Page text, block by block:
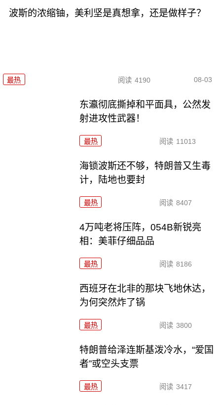
波斯的浓缩铀，美利坚是真想拿，还是做样子？
最热 阅读 4190 08-03
东瀛彻底撕掉和平面具，公然发
射进攻性武器！
最热 阅读 11013
海锁波斯还不够，特朗普又生毒
计，陆地也要封
最热 阅读 8407
4万吨老将压阵，054B新锐亮
相：美菲仔细品品
最热 阅读 8186
西班牙在北非的那块飞地休达，
为何突然炸了锅
最热 阅读 3800
特朗普给泽连斯基泼冷水，“爱国
者”或空头支票
最热 阅读 3417